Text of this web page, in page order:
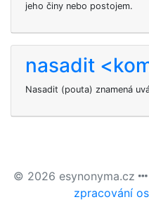
jeho činy nebo postojem.
nasadit
Nasadit (pouta) znamená
© 2026 esynonyma.cz
zpracování